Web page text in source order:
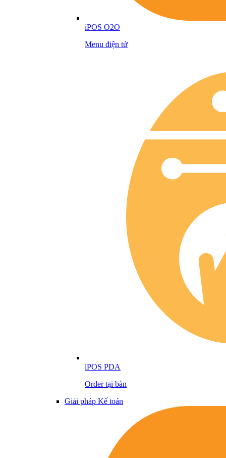
iPOS O2O
Menu điện tử
iPOS PDA
Order tại bàn
Giải pháp Kế toán